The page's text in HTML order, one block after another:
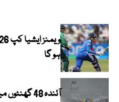
ہو گا
آئندہ 48